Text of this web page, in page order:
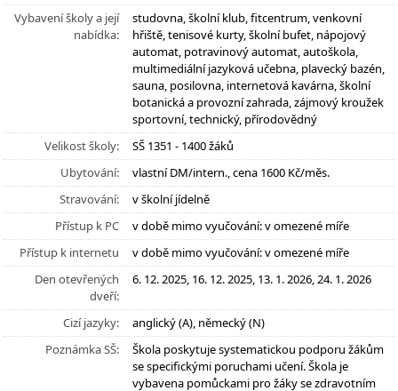
Vybavení školy a její
nabídka:
studovna, školní klub, fitcentrum, venkovní
hřiště, tenisové kurty, školní bufet, nápojový
automat, potravinový automat, autoškola,
multimediální jazyková učebna, plavecký bazén,
sauna, posilovna, internetová kavárna, školní
botanická a provozní zahrada, zájmový kroužek
sportovní, technický, přírodovědný
Velikost školy:
SŠ 1351 - 1400 žáků
Ubytování:
vlastní DM/intern., cena 1600 Kč/měs.
Stravování:
v školní jídelně
Přístup k PC
v době mimo vyučování: v omezené míře
Přístup k internetu
v době mimo vyučování: v omezené míře
Den otevřených
dveří:
6. 12. 2025, 16. 12. 2025, 13. 1. 2026, 24. 1. 2026
Cizí jazyky:
anglický (A), německý (N)
Poznámka SŠ:
Škola poskytuje systematickou podporu žákům
se specifickými poruchami učení. Škola je
vybavena pomůckami pro žáky se zdravotním